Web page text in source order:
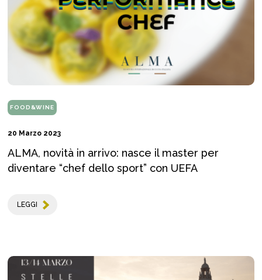
FOOD&WINE
20 Marzo 2023
ALMA, novità in arrivo: nasce il master per
diventare “chef dello sport” con UEFA
LEGGI